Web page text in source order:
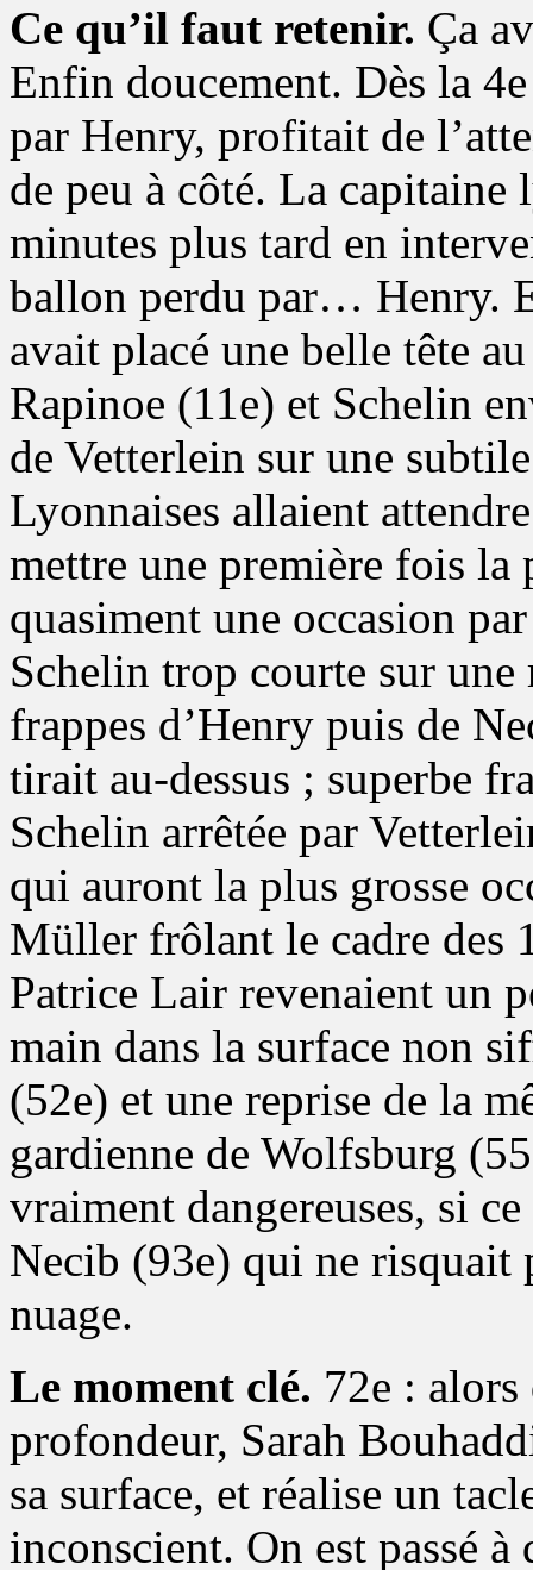
Ce qu’il faut retenir. Ça
Enfin doucement. Dès la
par Henry, profitait de
de peu à côté. La capitaine
minutes plus tard en
ballon perdu par… Henry.
avait placé une belle tête
Rapinoe (11e) et Schelin
de Vetterlein sur une
Lyonnaises allaient
mettre une première fois la
quasiment une occasion
Schelin trop courte sur une
frappes d’Henry puis de
tirait au-dessus ; superbe
Schelin arrêtée par
qui auront la plus grosse
Müller frôlant le cadre des
Patrice Lair revenaient un
main dans la surface non
(52e) et une reprise de la
gardienne de Wolfsburg
vraiment dangereuses, si
Necib (93e) qui ne risquait
nuage.
Le moment clé. 72e : alors
profondeur, Sarah
sa surface, et réalise un
inconscient. On est passé